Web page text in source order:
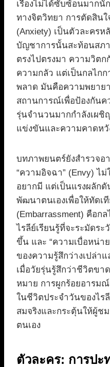
เรื่องไม่ได้ซับซ้อนมากนั
ทางจิตวิทยา การตัดสินใ
(Anxiety) เป็นตัวละคร
บัญชาการนั้นสะท้อนสภ
ตรงไปตรงมา ความวิตก
ความกลัว แต่เป็นกลไก
พลาด มันคือความพยาย
สถานการณ์เพื่อป้องกันค
รุ่นจำนวนมากกำลังเผชิ
แข่งขันและความคาดหวั
บทภาพยนตร์ยังสำรวจอ
“ความอิจฉา” (Envy) ไ
อยากมี แต่เป็นแรงผลัก
พัฒนาตนเองเพื่อให้ทัดเ
(Embarrassment) คือก
ไรลีย์เรียนรู้ที่จะระมัดระ
ขึ้น และ “ความเบื่อหน่า
ของความรู้สึกว่างเปล่า
เมื่อวัยรุ่นรู้สึกว่าชีวิตขา
หมาย การผูกร้อยอารม
ในชีวิตประจำวันของไร
สมจริงและกระตุ้นให้ผู้ช
ตนเอง
ตัวละคร: การปะ